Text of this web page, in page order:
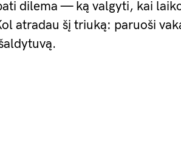
dilema — ką valgyti, kai
atradau šį triuką: paruoši